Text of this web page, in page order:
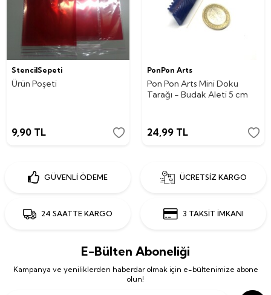
StencilSepeti
Ürün Poşeti
9,90 TL
PonPon Arts
Pon Pon Arts Mini Doku
Tarağı - Budak Aleti 5 cm
24,99TL
GÜVENLİ ÖDEME ÜCRETSİZ KARGO
24 SAATTE KARGO 3 TAKSİT İMKANI
E-Bülten Aboneliği
Kampanya ve yeniliklerden haberdar olmak için e-bültenimize abone
olun!